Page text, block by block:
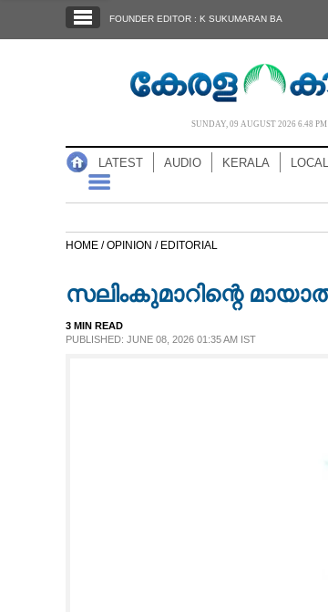
NOTIFIED NEWS
FOUNDER EDITOR : K SUKUMARAN BA
SUNDAY, 09 AUGUST 2026 6.48
LATEST AUDIO KERALA LOCAL
HOME /OPINION / EDITORIAL
സലിംകുമാറിന്റെ
3 MIN READ
PUBLISHED: JUNE 08, 2026 01:35 AM IST